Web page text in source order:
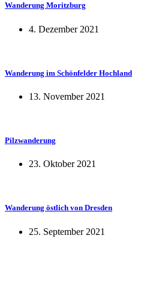
Wanderung Moritzburg
4. Dezember 2021
Wanderung im Schönfelder Hochland
13. November 2021
Pilzwanderung
23. Oktober 2021
Wanderung östlich von Dresden
25. September 2021